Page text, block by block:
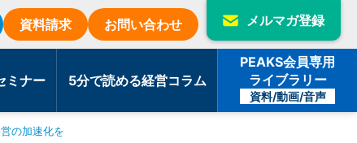
資料請求 お問い合わせ メルマガ登録
ミナー 5分で読める経営コラム
PEAKS会員専用
ライブラリー
資料/動画/音声
の加速化を